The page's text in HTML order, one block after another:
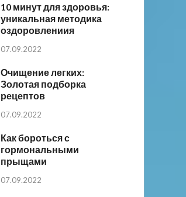
10 минут для здоровья:
уникальная методика
оздоровлениия
07.09.2022
Очищение легких:
Золотая подборка
рецептов
07.09.2022
Как бороться с
гормональными
прыщами
07.09.2022